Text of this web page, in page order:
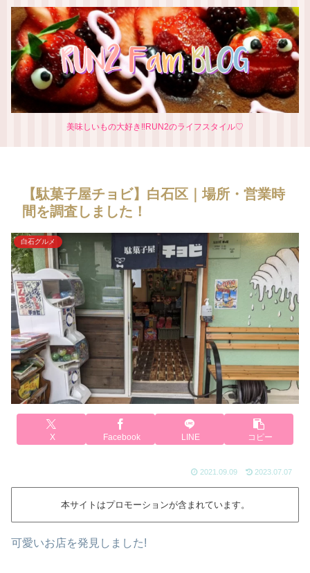
美味しいもの大好き‼RUN2のライフスタイル♡
【駄菓子屋チョビ】白石区｜場所・営業時
間を調査しました！
白石グルメ
X Facebook LINE コピー
2021.09.09 2023.07.07
本サイトはプロモーションが含まれています。
可愛いお店を発見しました!